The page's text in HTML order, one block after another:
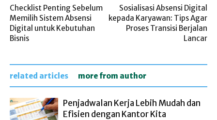
Checklist Penting Sebelum
Memilih Sistem Absensi
Digital untuk Kebutuhan
Bisnis
Sosialisasi Absensi Digital
kepada Karyawan: Tips Agar
Proses Transisi Berjalan
Lancar
related articles more from author
Penjadwalan Kerja Lebih Mudah dan
Efisien dengan Kantor Kita